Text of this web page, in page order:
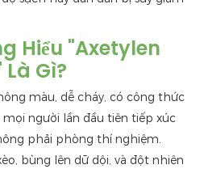
Hiểu "axetylen
Gì?
màu, dễ cháy, có công thức
người lần đầu tiên tiếp xúc
phải phòng thí nghiệm.
bùng lên dữ dội, và đột nhiên